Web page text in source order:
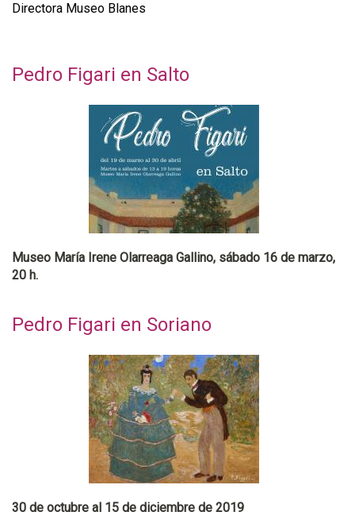
Directora Museo Blanes
Pedro Figari en Salto
Museo María Irene Olarreaga Gallino, sábado 16 de marzo,
20 h.
Pedro Figari en Soriano
30 de octubre al 15 de diciembre de 2019